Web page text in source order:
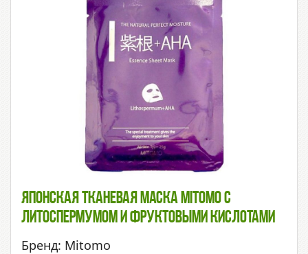
Японская Тканевая Маска Mitomo С
Литоспермумом И Фруктовыми Кислотами
Бренд: Mitomo